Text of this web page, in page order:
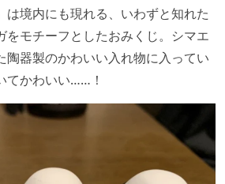
は境内にも現れる、いわずと知れた
をモチーフとしたおみくじ。シマエ
陶器製のかわいい入れ物に入ってい
てかわいい……！